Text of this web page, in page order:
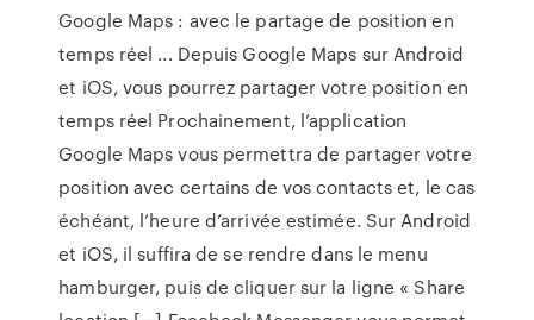
Google Maps : avec le partage de position en
temps réel ... Depuis Google Maps sur Android
et iOS, vous pourrez partager votre position en
temps réel Prochainement, l’application
Google Maps vous permettra de partager votre
position avec certains de vos contacts et, le cas
échéant, l’heure d’arrivée estimée. Sur Android
et iOS, il suffira de se rendre dans le menu
hamburger, puis de cliquer sur la ligne « Share